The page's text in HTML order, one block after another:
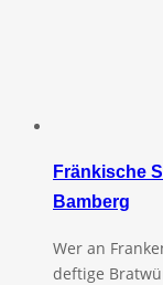
Fränkische
Bamberg
Wer an
deftige